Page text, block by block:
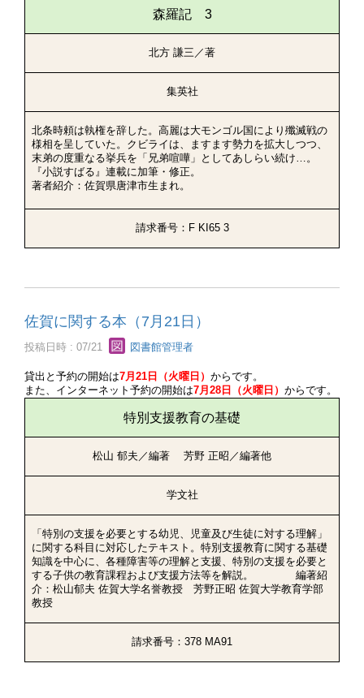
森羅記 3
北方 謙三／著
集英社
北条時頼は執権を辞した。高麗は大モンゴル国により殲滅戦の
様相を呈していた。クビライは、ますます勢力を拡大しつつ、
末弟の度重なる挙兵を「兄弟喧嘩」としてあしらい続け…。
『小説すばる』連載に加筆・修正。
著者紹介：佐賀県唐津市生まれ。
請求番号：F KI65 3
佐賀に関する本（7月21日）
投稿日時 : 07/21 図書館管理者
貸出と予約の開始は7月21日（火曜日） からです。
また、インターネット予約の開始は7月28日（火曜日） からです。
特別支援教育の基礎
松山 郁夫／編著 芳野 正昭／編著他
学文社
「特別の支援を必要とする幼児、児童及び生徒に対する理解」
に関する科目に対応したテキスト。特別支援教育に関する基礎
知識を中心に、各種障害等の理解と支援、特別の支援を必要と
する子供の教育課程および支援方法等を解説。 編著紹
介：松山郁夫 佐賀大学名誉教授 芳野正昭 佐賀大学教育学部
教授
請求番号：378 MA91